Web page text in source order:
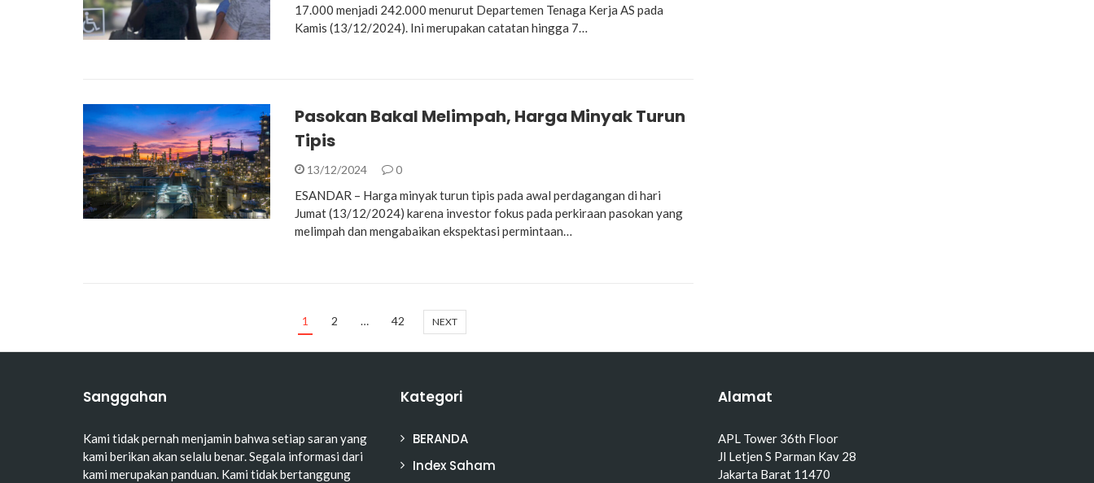
17.000 menjadi 242.000 menurut Departemen Tenaga Kerja AS pada
Kamis (13/12/2024). Ini merupakan catatan hingga 7…
Pasokan Bakal Melimpah, Harga Minyak Turun
Tipis
13/12/2024 0
ESANDAR – Harga minyak turun tipis pada awal perdagangan di hari
Jumat (13/12/2024) karena investor fokus pada perkiraan pasokan yang
melimpah dan mengabaikan ekspektasi permintaan…
1 2 … 42 NEXT
Sanggahan
Kami tidak pernah menjamin bahwa setiap saran yang
kami berikan akan selalu benar. Segala informasi dari
kami merupakan panduan. Kami tidak bertanggung
Kategori
BERANDA
Index Saham
Alamat
APL Tower 36th Floor
Jl Letjen S Parman Kav 28
Jakarta Barat 11470